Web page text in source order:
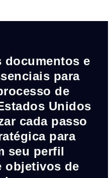
documentos e
para
de
Unidos
cada passo
para
seu perfil
objetivos de